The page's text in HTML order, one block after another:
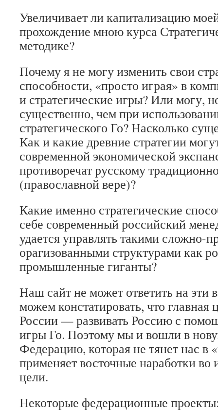
Увеличивает ли капитализацию
прохождение мною курса
методике?
Почему я не могу изменить свои
способности, «просто играя» в
и стратегические игры? Или могу,
существенно, чем при
стратегического Го? Насколько
Как и какие древние стратегии
современной экономической
противоречат русскому
(православной вере)?
Какие именно стратегические
себе современный российский
удается управлять такими сложно-
орагизованными структурами как
промышленные гиганты?
Наш сайт не может ответить на
можем констатировать, что
России — развивать Россию с
игры Го. Поэтому мы и вошли в
Федерацию, которая не тянет нас в
применяет восточные наработки во
цели.
Некоторые федерационные